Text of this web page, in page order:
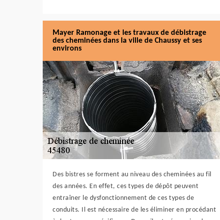
Mayer Ramonage et les travaux de débistrage
des cheminées dans la ville de Chaussy et ses
environs
Des bistres se forment au niveau des cheminées au fil
des années. En effet, ces types de dépôt peuvent
entraîner le dysfonctionnement de ces types de
conduits. Il est nécessaire de les éliminer en procédant